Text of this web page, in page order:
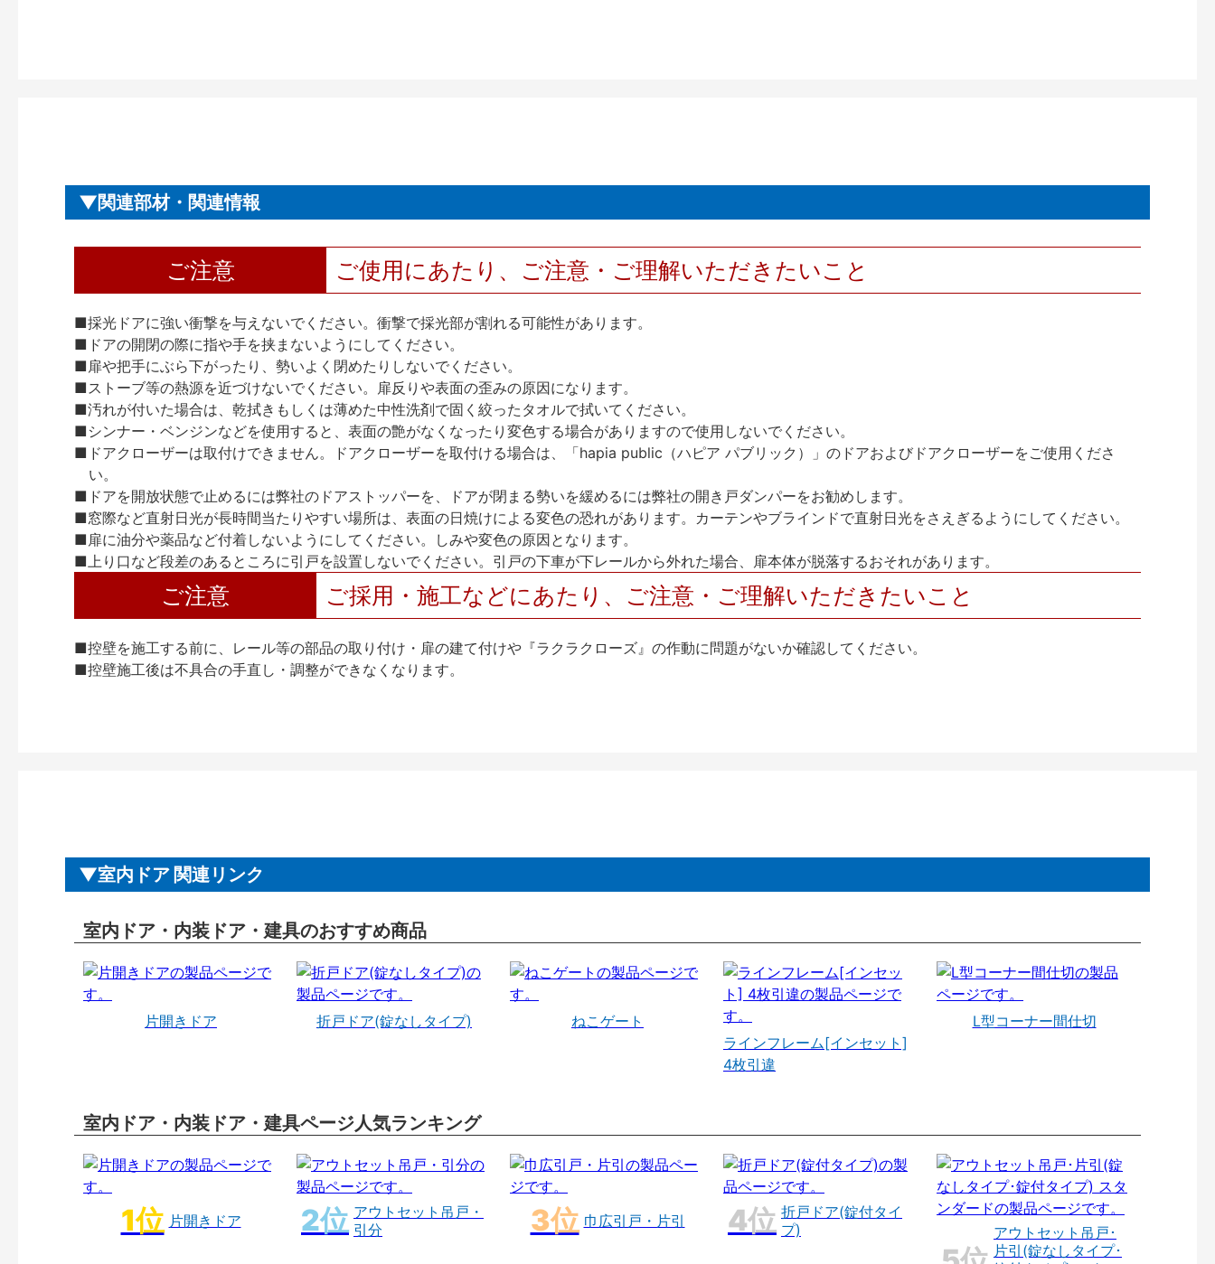
関連部材・関連情報
ご注意 ご使用にあたり、ご注意・ご理解いただきたいこと
■採光ドアに強い衝撃を与えないでください。衝撃で採光部が割れる可能性があります。
■ドアの開閉の際に指や手を挟まないようにしてください。
■扉や把手にぶら下がったり、勢いよく閉めたりしないでください。
■ストーブ等の熱源を近づけないでください。扉反りや表面の歪みの原因になります。
■汚れが付いた場合は、乾拭きもしくは薄めた中性洗剤で固く絞ったタオルで拭いてください。
■シンナー・ベンジンなどを使用すると、表面の艶がなくなったり変色する場合がありますので使用しないでください。
■ドアクローザーは取付けできません。ドアクローザーを取付ける場合は、「hapia public（ハピア パブリック）」のドアおよびドアクローザーをご使用くださ
い。
■ドアを開放状態で止めるには弊社のドアストッパーを、ドアが閉まる勢いを緩めるには弊社の開き戸ダンパーをお勧めします。
■窓際など直射日光が長時間当たりやすい場所は、表面の日焼けによる変色の恐れがあります。カーテンやブラインドで直射日光をさえぎるようにしてください。
■扉に油分や薬品など付着しないようにしてください。しみや変色の原因となります。
■上り口など段差のあるところに引戸を設置しないでください。引戸の下車が下レールから外れた場合、扉本体が脱落するおそれがあります。
ご注意 ご採用・施工などにあたり、ご注意・ご理解いただきたいこと
■控壁を施工する前に、レール等の部品の取り付け・扉の建て付けや『ラクラクローズ』の作動に問題がないか確認してください。
■控壁施工後は不具合の手直し・調整ができなくなります。
室内ドア 関連リンク
室内ドア・内装ドア・建具のおすすめ商品
片開きドア 折戸ドア(錠なしタイプ)
ねこゲート
ラインフレーム[インセット]
4枚引違
L型コーナー間仕切
室内ドア・内装ドア・建具ページ人気ランキング
片開きドア
アウトセット吊戸・
引分
巾広引戸・片引
折戸ドア(錠付タイ
プ)
アウトセット吊戸･
片引(錠なしタイプ･